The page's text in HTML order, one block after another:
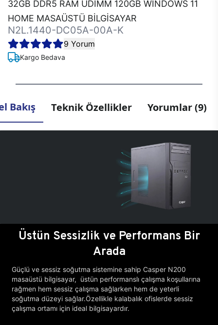
32GB DDR5 RAM UDIMM 120GB WINDOWS 11
HOME MASAÜSTÜ BİLGİSAYAR
N2L.1440-DC05A-00A-K
9 Yorum
Kargo Bedava
Bakış Teknik Özellikler Yorumlar (9)
Üstün Sessizlik ve Performans Bir
Arada
Güçlü ve sessiz soğutma sistemine sahip Casper N200
masaüstü bilgisayar, üstün performanslı çalışma koşullarına
rağmen hem sessiz çalışma sağlarken hem de yeterli
soğutma düzeyi sağlar.Özellikle kalabalık ofislerde sessiz
çalışma ortamı için ideal bilgisayardır.